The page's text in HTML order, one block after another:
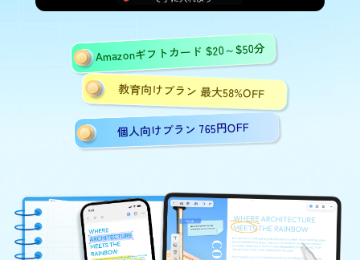
Amazonギフトカード $20～$50分
教育向けプラン 最大58%OFF
個人向けプラン 765円OFF